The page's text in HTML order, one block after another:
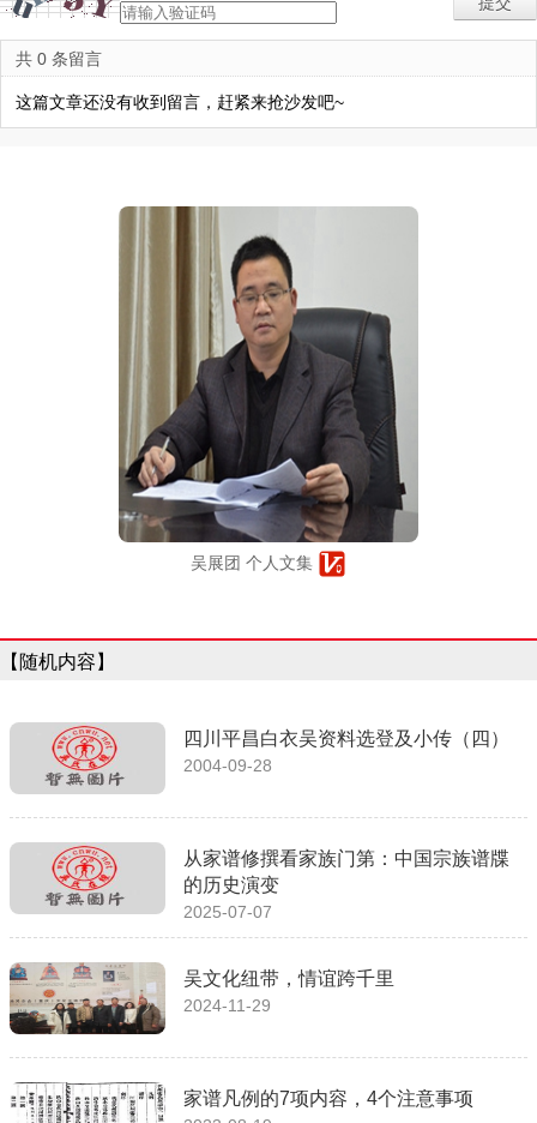
共 0 条留言
这篇文章还没有收到留言，赶紧来抢沙发吧~
吴展团 个人文集
【随机内容】
四川平昌白衣吴资料选登及小传（四）
2004-09-28
从家谱修撰看家族门第：中国宗族谱牒
的历史演变
2025-07-07
吴文化纽带，情谊跨千里
2024-11-29
家谱凡例的7项内容，4个注意事项